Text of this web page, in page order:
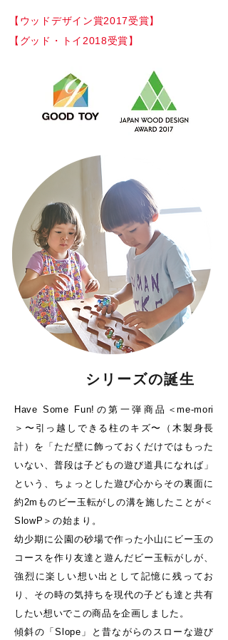
【ウッドデザイン賞2017受賞】
【グッド・トイ2018受賞】
シリーズの誕生
Have Some Fun!の第一弾商品＜me-mori
＞〜引っ越しできる柱のキズ〜（木製身長
計）を「ただ壁に飾っておくだけではもった
いない、普段は子どもの遊び道具になれば」
という、ちょっとした遊び心からその裏面に
約2mものビー玉転がしの溝を施したことが＜
SlowP＞の始まり。
幼少期に公園の砂場で作った小山にビー玉の
コースを作り友達と遊んだビー玉転がしが、
強烈に楽しい想い出として記憶に残ってお
り、その時の気持ちを現代の子ども達と共有
したい想いでこの商品を企画しました。
傾斜の「Slope」と昔ながらのスローな遊び